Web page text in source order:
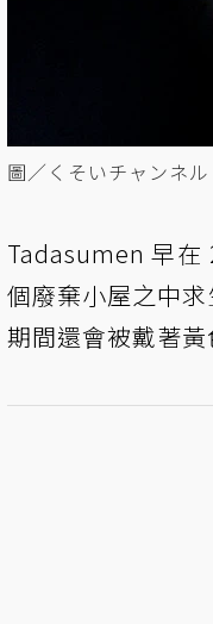
圖／くそいチャンネル
Tadasumen 早在
個廢棄小屋之中
期間還會被戴著